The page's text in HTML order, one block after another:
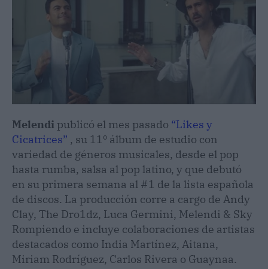
Melendi publicó el mes pasado “Likes y
Cicatrices” , su 11º álbum de estudio con
variedad de géneros musicales, desde el pop
hasta rumba, salsa al pop latino, y que debutó
en su primera semana al #1 de la lista española
de discos. La producción corre a cargo de Andy
Clay, The Dro1dz, Luca Germini, Melendi & Sky
Rompiendo e incluye colaboraciones de artistas
destacados como India Martínez, Aitana,
Miriam Rodríguez, Carlos Rivera o Guaynaa.